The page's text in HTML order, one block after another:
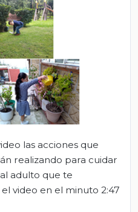
las acciones que
realizando para cuidar
adulto que te
video en el minuto 2:47